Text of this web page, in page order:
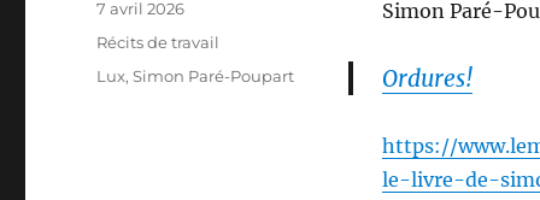
Simon Paré-
Ordures!
https://
le-livre-de-
Publié
7 avril 2026
Catégories
Récits de travail
Étiquettes
Lux,Simon Paré-Poupart